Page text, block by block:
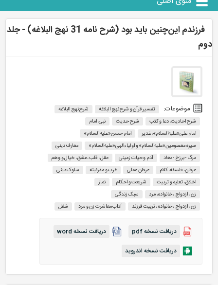
فرزندم این‌چنین باید بود (شرح نامه 31 نهج البلاغه) - جلد
دوم
موضوعات: تفسیر قرآن و شرح نهج البلاغه
شرح نهج البلاغه
شرح احادیث، دعا و کتب
شرح حدیث
نبی، امام
امام علی«علیه‌السلام»، غدیر
امام حسن«علیه السلام»
سیره معصومین«علیه‌السلام» و اولیاءالهی«علیه‌السلام»
معارف دینی
مرگ - برزخ - معاد
آدم و حیات زمینی
عقل ، قلب ،عشق، خیال و وهم
عرفان، فلسفه، کلام
عرفان عملی غرب‌ و مدرنیته
سلوک دینی
اخلاق، تعلیم و تربیت
شریعت و احکام
نماز
زن ، ازدواج ، خانواده، مرد
سبک زندگی
زن ، ازدواج ، خانواده ، تربیت فرزند
آداب معاشرت زن و مرد شغل
دریافت نسخه pdf
دریافت نسخه word
دریافت نسخه اندروید